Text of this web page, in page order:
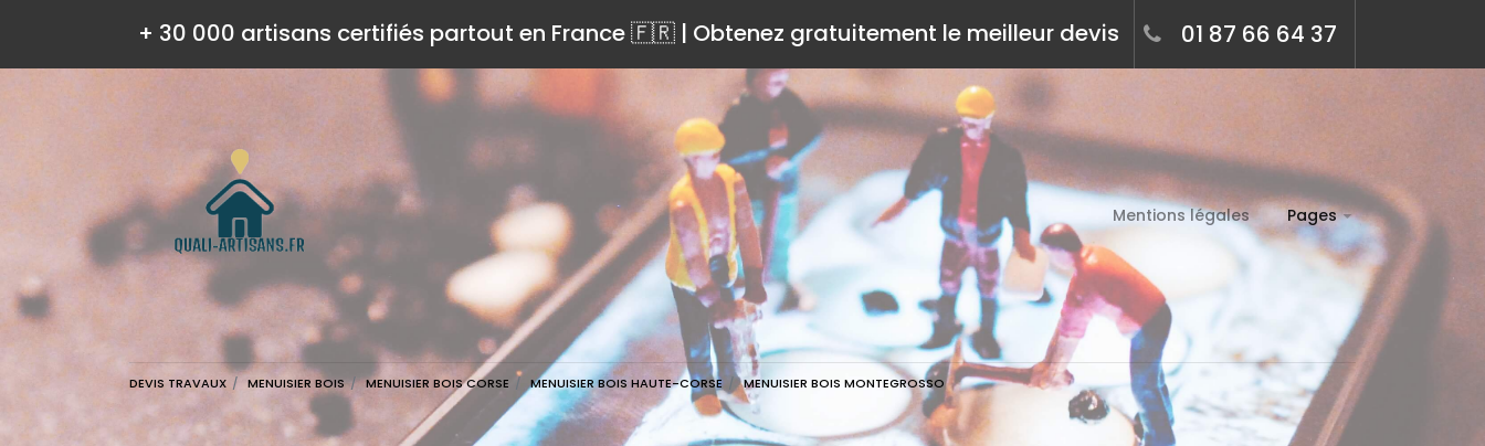
+ 30 000 artisans certifiés partout en France 🇫🇷 | Obtenez gratuitement le meilleur devis 01 87 66 64 37
Mentions légales Pages
DEVIS TRAVAUX MENUISIER BOIS MENUISIER BOIS CORSE MENUISIER BOIS HAUTE-CORSE MENUISIER BOIS MONTEGROSSO